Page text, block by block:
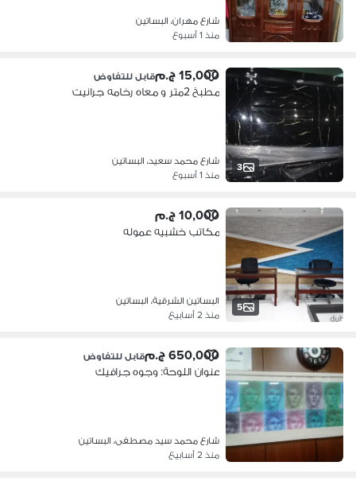
شارع مهران، البساتين
منذ 1 أسبوع
3
15,000 ج.م قابل للتفاوض
مطبخ 2متر و معاه رخامه جرانيت
شارع محمد سعيد، البساتين
منذ 1 أسبوع
5
10,000 ج.م
مكاتب خشبيه عموله
البساتين الشرقية، البساتين
منذ 2 أسابيع
650,000 ج.م قابل للتفاوض
عنوان اللوحة: وجوه جرافيك
شارع محمد سيد مصطفى، البساتين
منذ 2 أسابيع